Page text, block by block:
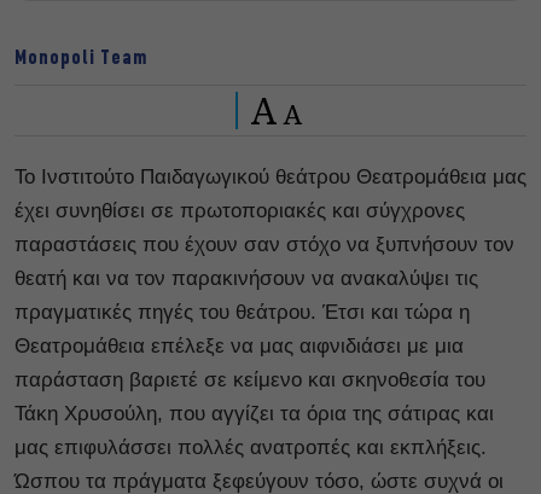
Monopoli Team
A A
Το Ινστιτούτο Παιδαγωγικού θεάτρου Θεατρομάθεια μας
έχει συνηθίσει σε πρωτοποριακές και σύγχρονες
παραστάσεις που έχουν σαν στόχο να ξυπνήσουν τον
θεατή και να τον παρακινήσουν να ανακαλύψει τις
πραγματικές πηγές του θεάτρου. Έτσι και τώρα η
Θεατρομάθεια επέλεξε να μας αιφνιδιάσει με μια
παράσταση βαριετέ σε κείμενο και σκηνοθεσία του
Τάκη Χρυσούλη, που αγγίζει τα όρια της σάτιρας και
μας επιφυλάσσει πολλές ανατροπές και εκπλήξεις.
Ώσπου τα πράγματα ξεφεύγουν τόσο, ώστε συχνά οι